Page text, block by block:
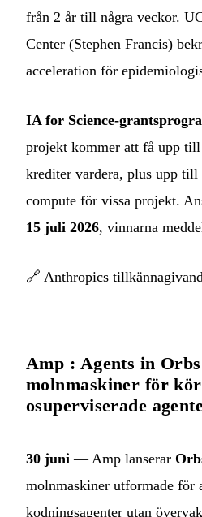
från 2 år till några veckor.
Center (Stephen Francis)
acceleration för
IA for Science-
projekt kommer att få upp till
krediter vardera, plus upp
compute för vissa projekt.
15 juli 2026, vinnarna
🔗 Anthropics
Amp : Agents in
molnmaskiner för
osuperviserade
30 juni — Amp lanserar
molnmaskiner utformade för
kodningsagenter utan